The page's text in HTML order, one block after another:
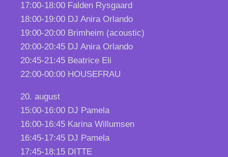
17:00-18:00 Falden Rysgaard
18:00-19:00 DJ Anira Orlando
19:00-20:00 Brimheim (acoustic)
20:00-20:45 DJ Anira Orlando
20:45-21:45 Beatrice Eli
22:00-00:00 HOUSEFRAU
20. august
15:00-16:00 DJ Pamela
16:00-16:45 Karina Willumsen
16:45-17:45 DJ Pamela
17:45-18:15 DITTE